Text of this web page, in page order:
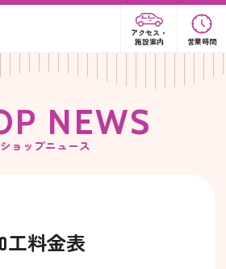
アクセス・
施設案内
営業時間
P NEWS
ショップニュース
料金表